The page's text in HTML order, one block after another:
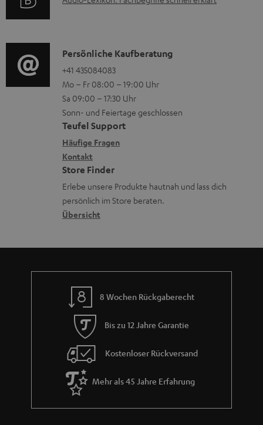
H
u
n
t
e
r
l
a
d
e
n
A
r
t
i
o
n
e
n
z
u
r
G
r
a
i
o
-
L
e
x
i
k
o
n
K
o
n
t
a
k
t
d
a
t
n
Persönliche Kaufberatung
+41 435084083
Mo – Fr 08:00 – 19:00 Uhr
Sa 09:00 – 17:30 Uhr
Sonn- und Feiertage geschlossen
Teufel Support
Häufige Fragen
Kontakt
Store Finder
Erlebe unsere Produkte hautnah und lass dich
persönlich im Store beraten.
Übersicht
8 Wochen Rückgaberecht
Bis zu 12 Jahre Garantie
Kostenloser Rückversand
Mehr als 45 Jahre Erfahrung